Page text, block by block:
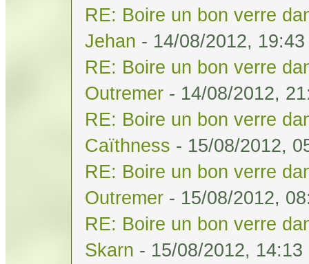
RE: Boire un bon verre
Jehan - 14/08/2012, 19:43
RE: Boire un bon verre
Outremer - 14/08/2012,
RE: Boire un bon verre
Caïthness - 15/08/2012,
RE: Boire un bon verre
Outremer - 15/08/2012,
RE: Boire un bon verre
Skarn - 15/08/2012, 14:13